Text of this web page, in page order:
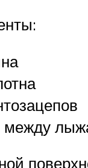
между